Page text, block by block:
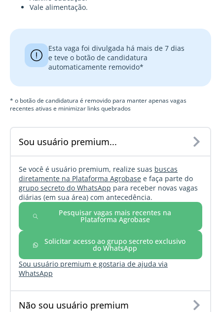
Vale alimentação.
Esta vaga foi divulgada há mais de 7 dias
e teve o botão de candidatura
automaticamente removido*
* o botão de candidatura é removido para manter apenas vagas
recentes ativas e minimizar links quebrados
Sou usuário premium...
Se você é usuário premium, realize suas buscas
diretamente na Plataforma Agrobase e faça parte do
grupo secreto do WhatsApp para receber novas vagas
diárias (em sua área) com antecedência.
Pesquisar vagas mais recentes na
Plataforma Agrobase
Solicitar acesso ao grupo secreto exclusivo
do WhatsApp
Sou usuário premium e gostaria de ajuda via
WhatsApp
Não sou usuário premium